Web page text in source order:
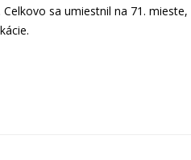
sa umiestnil na 71. mieste,